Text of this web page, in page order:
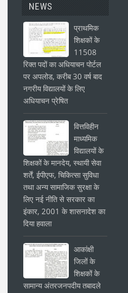
NEWS
प्राथमिक
शिक्षकों के
11508
रिक्त पदों का अधियाचन पोर्टल
पर अपलोड, करीब 30 वर्ष बाद
नगरीय विद्यालयों के लिए
अधियाचन प्रेषित
वित्तविहीन
माध्यमिक
विद्यालयों के
शिक्षकों के मानदेय, स्थायी सेवा
शर्तें, ईपीएफ, चिकित्सा सुविधा
तथा अन्य सामाजिक सुरक्षा के
लिए नई नीति से सरकार का
इंकार, 2001 के शासनादेश का
दिया हवाला
आकांक्षी
जिलों के
शिक्षकों के
सामान्य अंतरजनपदीय तबादले